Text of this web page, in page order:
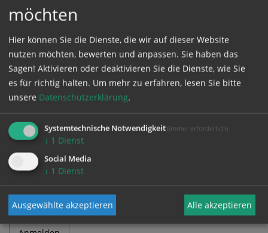
GESCHÜTZTER BEREICH
Bitte melden Sie sich mit Ihrem Benutzernamen
und Passwort an.
Benutzername
Passwort
möchten
Hier können Sie die Dienste, die wir auf dieser Website
nutzen möchten, bewerten und anpassen. Sie haben das
Sagen! Aktivieren oder deaktivieren Sie die Dienste, wie Sie
es für richtig halten. Um mehr zu erfahren, lesen Sie bitte
unsere Datenschutzerklärung.
Systemtechnische Notwendigkeit (immer erforderlich)
↓ 1 Dienst
Social Media
↓ 1 Dienst
Ausgewählte akzeptieren Alle akzeptieren